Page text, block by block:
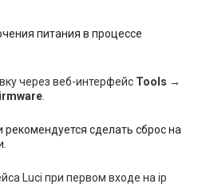
питания в процессе
через веб-интерфейс Tools →
сделать сброс на
Luci при первом входе на ip